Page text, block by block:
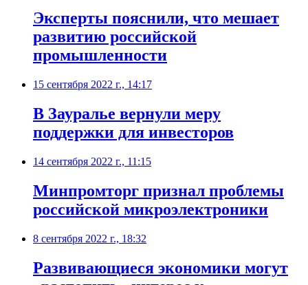
​Эксперты пояснили, что мешает
развитию российской
промышленности
15 сентября 2022 г., 14:17
В Зауралье вернули меру
поддержки для инвесторов
14 сентября 2022 г., 11:15
​Минпромторг признал проблемы
российской микроэлектроники
8 сентября 2022 г., 18:32
​Развивающиеся экономики могут